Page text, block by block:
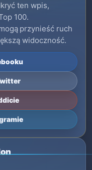
ten wpis,
100.
przynieść ruch
widoczność.